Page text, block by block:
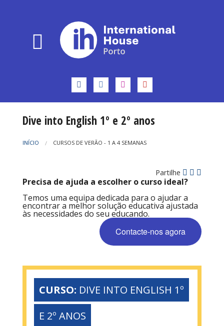
Dive into English 1º e 2º anos
INÍCIO CURSOS DE VERÃO - 1 A 4 SEMANAS
Partilhe
Precisa de ajuda a escolher o curso ideal?
Temos uma equipa dedicada para o ajudar a
encontrar a melhor solução educativa ajustada
às necessidades do seu educando.
Contacte-nos agora
CURSO: DIVE INTO ENGLISH 1º
E 2º ANOS